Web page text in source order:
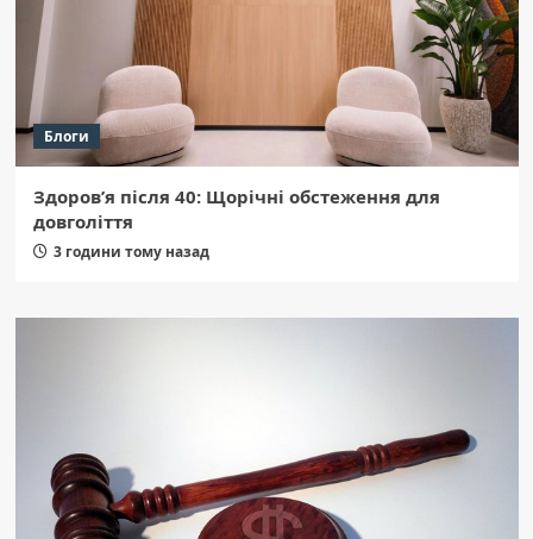
Блоги
Здоров’я після 40: Щорічні обстеження для
довголіття
3 години тому назад